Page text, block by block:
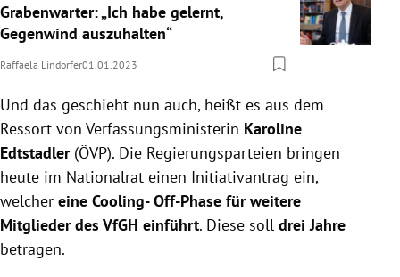
Grabenwarter: „Ich habe gelernt,
Gegenwind auszuhalten“
Raffaela Lindorfer01.01.2023
Und das geschieht nun auch, heißt es aus dem
Ressort von Verfassungsministerin Karoline
Edtstadler (ÖVP). Die Regierungsparteien bringen
heute im Nationalrat einen Initiativantrag ein,
welcher eine Cooling- Off-Phase für weitere
Mitglieder des VfGH einführt. Diese soll drei Jahre
betragen.